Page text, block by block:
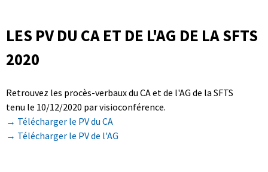
LES PV DU CA ET DE L'AG DE LA SFTS
2020
Retrouvez les procès-verbaux du CA et de l'AG de la SFTS
tenu le 10/12/2020 par visioconférence.
→ Télécharger le PV du CA
→ Télécharger le PV de l'AG